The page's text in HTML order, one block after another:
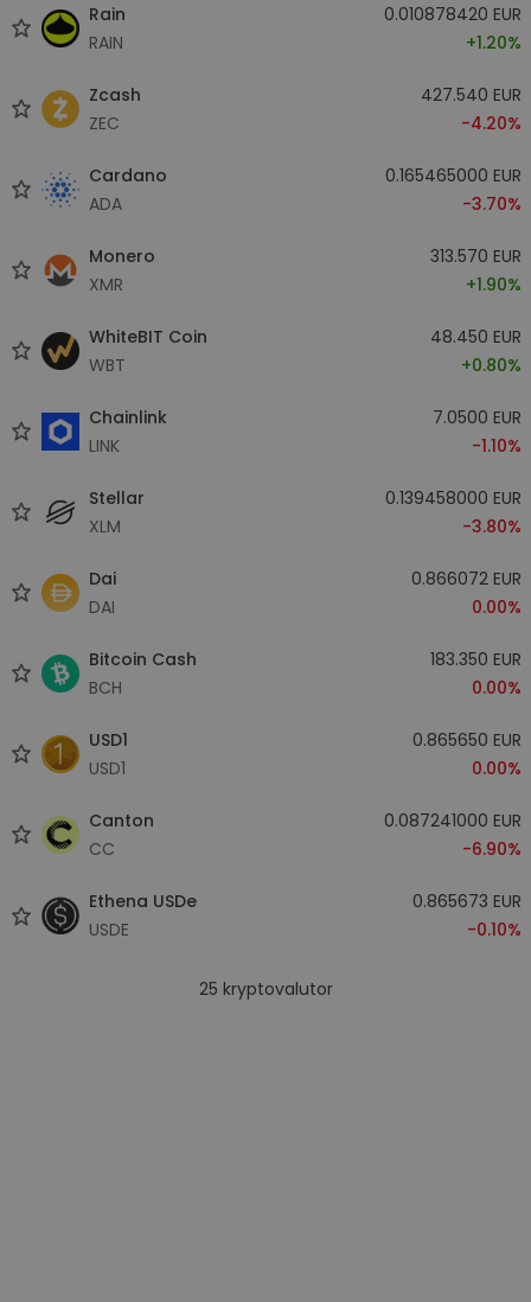
Rain
RAIN
0.010878420 EUR
+1.20%
Zcash
ZEC
427.540 EUR
-4.20%
Cardano
ADA
0.165465000 EUR
-3.70%
Monero
XMR
313.570 EUR
+1.90%
WhiteBIT Coin
WBT
48.450 EUR
+0.80%
Chainlink
LINK
7.0500 EUR
-1.10%
Stellar
XLM
0.139458000 EUR
-3.80%
Dai
DAI
0.866072 EUR
0.00%
Bitcoin Cash
BCH
183.350 EUR
0.00%
USD1
USD1
0.865650 EUR
0.00%
Canton
CC
0.087241000 EUR
-6.90%
Ethena USDe
USDE
0.865673 EUR
-0.10%
25 kryptovalutor